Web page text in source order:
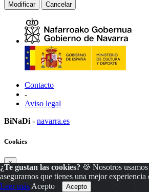
Modificar Cancelar
Contacto
-
Aviso legal
BiNaDi - navarra.es
¿Te gustan las cookies? 🍪 Nosotros
asegurarnos que tienes una mejor
Leer más Acepto
Cookies
×